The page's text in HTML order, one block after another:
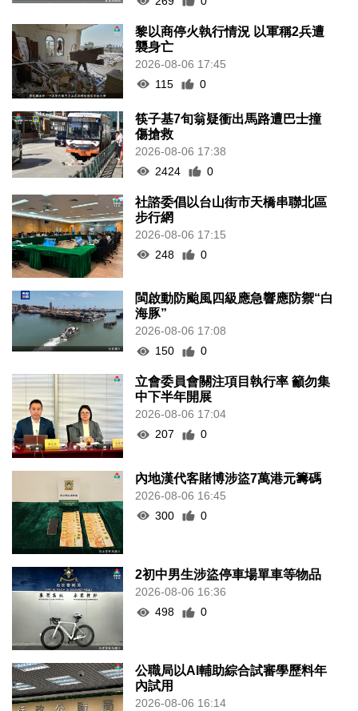
黎以商停火執行情況 以軍稱2兵遭
襲身亡
2026-08-06 17:45
115
0
筷子基7旬翁疑衝出馬路遭巴士撞
傷搶救
2026-08-06 17:38
2424
0
社諮委倡以台山街市天橋串聯北區
步行網
2026-08-06 17:15
248
0
閩啟動防颱風四級應急響應防禦“白
海豚”
2026-08-06 17:08
150
0
立會委員會關注項目執行率 籲勿集
中下半年開展
2026-08-06 17:04
207
0
內地漢代客賭博涉盜7萬港元籌碼
2026-08-06 16:45
300
0
2初中男生涉盜停車場單車等物品
2026-08-06 16:36
498
0
公職局以AI輔助綜合試審學歷料年
內試用
2026-08-06 16:14